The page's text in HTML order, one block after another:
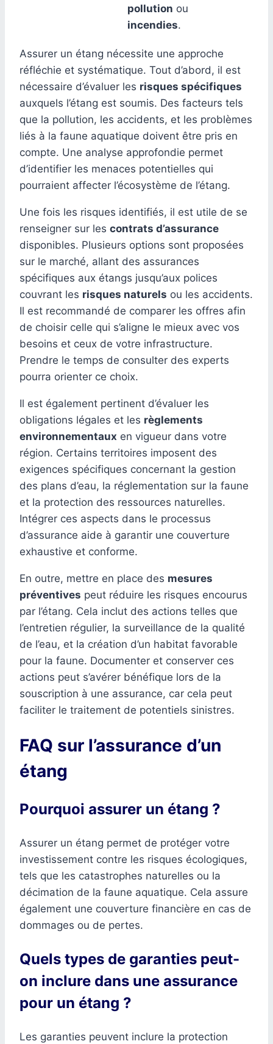
pollution ou
incendies.
Assurer un étang nécessite une approche
réfléchie et systématique. Tout d’abord, il est
nécessaire d’évaluer les risques spécifiques
auxquels l’étang est soumis. Des facteurs tels
que la pollution, les accidents, et les problèmes
liés à la faune aquatique doivent être pris en
compte. Une analyse approfondie permet
d’identifier les menaces potentielles qui
pourraient affecter l’écosystème de l’étang.
Une fois les risques identifiés, il est utile de se
renseigner sur les contrats d’assurance
disponibles. Plusieurs options sont proposées
sur le marché, allant des assurances
spécifiques aux étangs jusqu’aux polices
couvrant les risques naturels ou les accidents.
Il est recommandé de comparer les offres afin
de choisir celle qui s’aligne le mieux avec vos
besoins et ceux de votre infrastructure.
Prendre le temps de consulter des experts
pourra orienter ce choix.
Il est également pertinent d’évaluer les
obligations légales et les règlements
environnementaux en vigueur dans votre
région. Certains territoires imposent des
exigences spécifiques concernant la gestion
des plans d’eau, la réglementation sur la faune
et la protection des ressources naturelles.
Intégrer ces aspects dans le processus
d’assurance aide à garantir une couverture
exhaustive et conforme.
En outre, mettre en place des mesures
préventives peut réduire les risques encourus
par l’étang. Cela inclut des actions telles que
l’entretien régulier, la surveillance de la qualité
de l’eau, et la création d’un habitat favorable
pour la faune. Documenter et conserver ces
actions peut s’avérer bénéfique lors de la
souscription à une assurance, car cela peut
faciliter le traitement de potentiels sinistres.
FAQ sur l’assurance d’un
étang
Pourquoi assurer un étang ?
Assurer un étang permet de protéger votre
investissement contre les risques écologiques,
tels que les catastrophes naturelles ou la
décimation de la faune aquatique. Cela assure
également une couverture financière en cas de
dommages ou de pertes.
Quels types de garanties peut-
on inclure dans une assurance
pour un étang ?
Les garanties peuvent inclure la protection